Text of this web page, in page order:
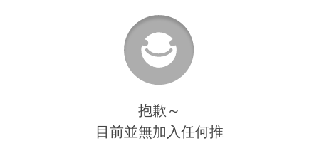
抱歉～
目前並無加入任何推